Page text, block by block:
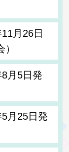
月26日
月5日発
月25日発